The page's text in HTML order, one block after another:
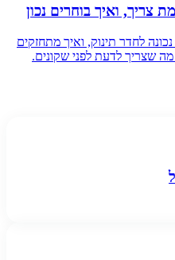
צריך, ואיך בוחרים נכון
לחדר תינוק, ואיך מתחזקים
שצריך לדעת לפני שקונים.